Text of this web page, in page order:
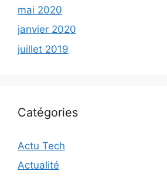
mai 2020
janvier 2020
juillet 2019
Catégories
Actu Tech
Actualité